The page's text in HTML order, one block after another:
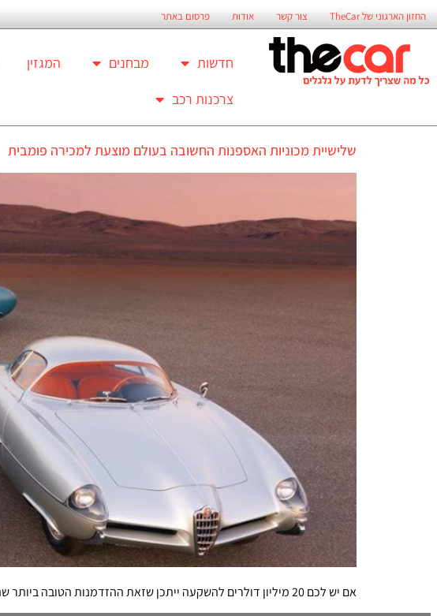
החזון הארגוני של TheCar צור קשר אודות פרסום באתר
חדשות מבחנים המגזין
צרכנות רכב
שלישיית מכוניות האספנות החשובה בעולם מוצעת למכירה פומבית
אם יש לכם 20 מיליון דולרים להשקעה ייתכן שזאת ההזדמנות הטובה ביותר שתהיה לכם בתחום מכוניות האספנות. אם לא – קבלו לפחות כתבה מרגשת וצילומים מרהיבים